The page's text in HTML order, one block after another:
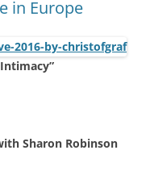
in Europe
Sharon Robinson